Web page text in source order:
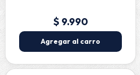
$ 9.990
Agregar al carro